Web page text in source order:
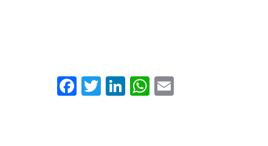
Facebook
Twitter
LinkedInWhatsApp